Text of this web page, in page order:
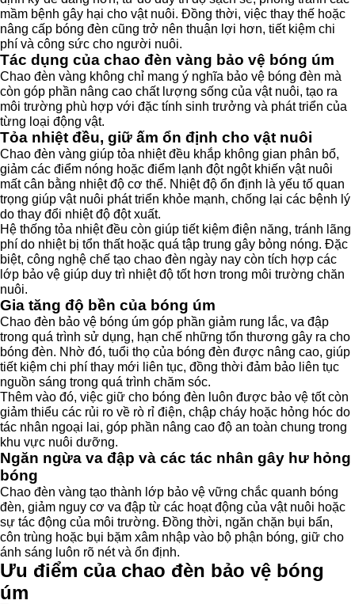
mầm bệnh gây hại cho vật nuôi. Đồng thời, việc thay thế hoặc
nâng cấp bóng đèn cũng trở nên thuận lợi hơn, tiết kiệm chi
phí và công sức cho người nuôi.
Tác dụng của chao đèn vàng bảo vệ bóng úm
Chao đèn vàng không chỉ mang ý nghĩa bảo vệ bóng đèn mà
còn góp phần nâng cao chất lượng sống của vật nuôi, tạo ra
môi trường phù hợp với đặc tính sinh trưởng và phát triển của
từng loại động vật.
Tỏa nhiệt đều, giữ ấm ổn định cho vật nuôi
Chao đèn vàng giúp tỏa nhiệt đều khắp không gian phân bổ,
giảm các điểm nóng hoặc điểm lạnh đột ngột khiến vật nuôi
mất cân bằng nhiệt độ cơ thể. Nhiệt độ ổn định là yếu tố quan
trọng giúp vật nuôi phát triển khỏe mạnh, chống lại các bệnh lý
do thay đổi nhiệt độ đột xuất.
Hệ thống tỏa nhiệt đều còn giúp tiết kiệm điện năng, tránh lãng
phí do nhiệt bị tổn thất hoặc quá tập trung gây bỏng nóng. Đặc
biệt, công nghệ chế tạo chao đèn ngày nay còn tích hợp các
lớp bảo vệ giúp duy trì nhiệt độ tốt hơn trong môi trường chăn
nuôi.
Gia tăng độ bền của bóng úm
Chao đèn bảo vệ bóng úm góp phần giảm rung lắc, va đập
trong quá trình sử dụng, hạn chế những tổn thương gây ra cho
bóng đèn. Nhờ đó, tuổi thọ của bóng đèn được nâng cao, giúp
tiết kiệm chi phí thay mới liên tục, đồng thời đảm bảo liên tục
nguồn sáng trong quá trình chăm sóc.
Thêm vào đó, việc giữ cho bóng đèn luôn được bảo vệ tốt còn
giảm thiểu các rủi ro về rò rỉ điện, chập cháy hoặc hỏng hóc do
tác nhân ngoại lai, góp phần nâng cao độ an toàn chung trong
khu vực nuôi dưỡng.
Ngăn ngừa va đập và các tác nhân gây hư hỏng
bóng
Chao đèn vàng tạo thành lớp bảo vệ vững chắc quanh bóng
đèn, giảm nguy cơ va đập từ các hoạt động của vật nuôi hoặc
sự tác động của môi trường. Đồng thời, ngăn chặn bụi bẩn,
côn trùng hoặc bụi bặm xâm nhập vào bộ phận bóng, giữ cho
ánh sáng luôn rõ nét và ổn định.
Ưu điểm của chao đèn bảo vệ bóng
úm